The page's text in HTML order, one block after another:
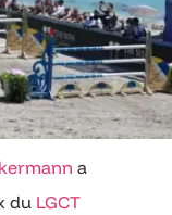
a
du LGCT